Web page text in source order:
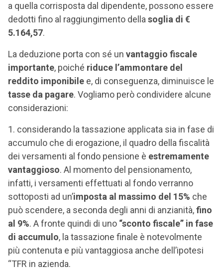
a quella corrisposta dal dipendente, possono essere
dedotti fino al raggiungimento dellasoglia di €
5.164,57.
La deduzione porta con sé un vantaggio fiscale
importante, poiché riduce l’ammontare del
reddito imponibile e, di conseguenza, diminuisce le
tasse da pagare. Vogliamo però condividere alcune
considerazioni:
considerando la tassazione applicata sia in fase di
accumulo che di erogazione, il quadro della fiscalità
dei versamenti al fondo pensione è estremamente
vantaggioso. Al momento del pensionamento,
infatti, i versamenti effettuati al fondo verranno
sottoposti ad un’imposta al massimo del 15% che
può scendere, a seconda degli anni di anzianità,fino
al 9%. A fronte quindi di uno “sconto fiscale” in fase
di accumulo, la tassazione finale è notevolmente
più contenuta e più vantaggiosa anche dell’ipotesi
“TFR in azienda.